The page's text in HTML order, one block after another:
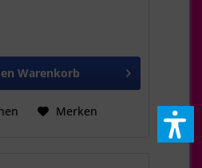
Warenkorb
Merken